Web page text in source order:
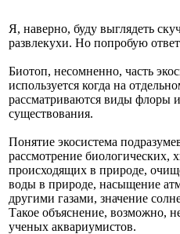
Я, наверно, буду выглядеть
развлекухи. Но попробую
Биотоп, несомненно, часть
используется когда на
рассматриваются виды флоры
существования.
Понятие экосистема
рассмотрение биологических,
происходящих в природе,
воды в природе, насыщение
другими газами, значение
Такое объяснение, возможно,
ученых аквариумистов.